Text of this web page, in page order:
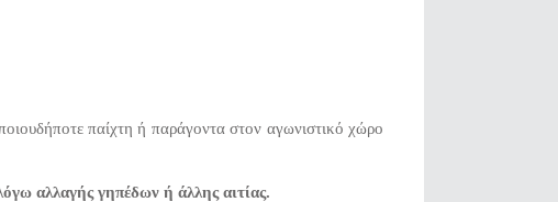
παίχτη ή παράγοντα στον αγωνιστικό χώρο
αλλαγής γηπέδων ή άλλης αιτίας.